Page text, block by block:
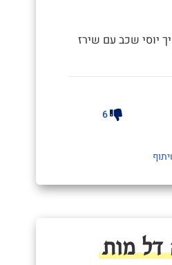
יוסי שכב עם שירז
6
דל מות